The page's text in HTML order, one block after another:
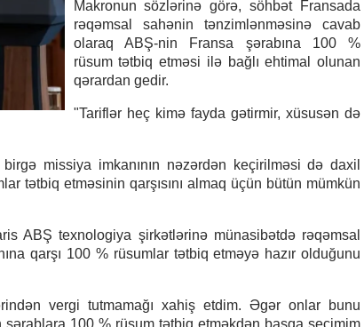
Makronun sözlərinə görə, söhbət Fransada
rəqəmsal sahənin tənzimlənməsinə cavab
olaraq ABŞ-nin Fransa şərabına 100 %
rüsum tətbiq etməsi ilə bağlı ehtimal olunan
qərardan gedir.
"Tariflər heç kimə fayda gətirmir, xüsusən də
missiya imkanının nəzərdən keçirilməsi də daxil
tətbiq etməsinin qarşısını almaq üçün bütün mümkün
ABŞ texnologiya şirkətlərinə münasibətdə rəqəmsal
qarşı 100 % rüsumlar tətbiq etməyə hazır olduğunu
vergi tutmamağı xahiş etdim. Əgər onlar bunu
100 % rüsum tətbiq etməkdən başqa seçimim